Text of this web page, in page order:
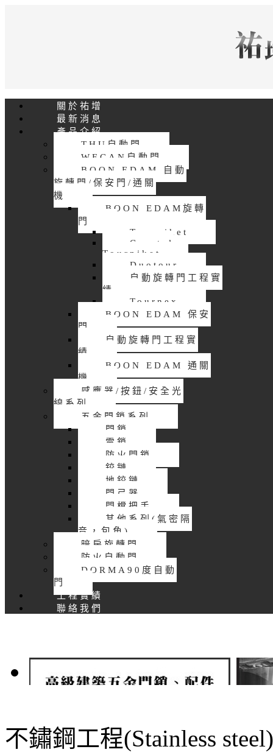
關於祐增
最新消息
產品介紹
THU自動門
WECAN自動門
BOON EDAM 自動
旋轉門/保安門/通關
機
BOON EDAM旋轉
門
Tourniket
Crystal
Tourniket
Duotour
自動旋轉門工程實
績
Tournex
BOON EDAM 保安
門
自動旋轉門工程實
績
BOON EDAM 通關
機
感應器/按鈕/安全光
線系列
五金門鎖系列
門鎖
電鎖
防火門鎖
鉸鏈
地鉸鏈
門弓器
門樘把手
其他系列(氣密隔
音，包角)
暗房旋轉門
防火自動門
DORMA90度自動
門
工程實績
聯絡我們
不鏽鋼工程(Stainless steel)